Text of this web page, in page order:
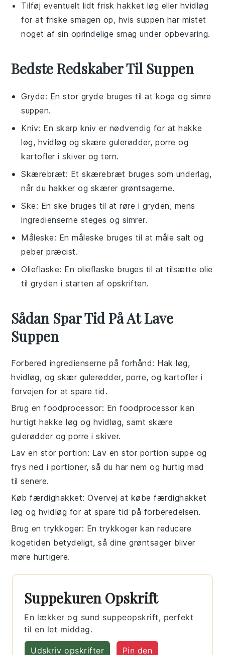
Tilføj eventuelt lidt friskhakket løg eller hvidløg
for at friske smagen op, hvissuppen har mistet
noget af sin oprindelige smag under opbevaring.
Bedste Redskaber Til Suppen
Gryde: En stor gryde bruges til at koge og simre
suppen.
Kniv: En skarp kniv er nødvendig for at hakke
løg, hvidløg og skære gulerødder, porre og
kartofler i skiver og tern.
Skærebræt: Et skærebræt bruges som underlag,
når du hakker og skærer grøntsagerne.
Ske: En ske bruges til at røre i gryden, mens
ingredienserne steges og simrer.
Måleske: En måleske bruges til at måle salt og
peber præcist.
Olieflaske: En olieflaske bruges til at tilsætte olie
til gryden i starten af opskriften.
Sådan Spar Tid På At Lave
Suppen
Forbered ingredienserne på forhånd: Hakløg,
hvidløg, og skær gulerødder, porre, og kartofler i
forvejen for at spare tid.
Brug en foodprocessor: En foodprocessor kan
hurtigt hakkeløg og hvidløg, samt skære
gulerødder ogporre i skiver.
Lav en stor portion: Lav en stor portion suppe og
frys ned i portioner, så du har nem og hurtig mad
til senere.
Køb færdighakket: Overvej at købe færdighakket
løg og hvidløg for at spare tid på forberedelsen.
Brug en trykkoger: En trykkoger kan reducere
kogetiden betydeligt, så dinegrøntsager bliver
møre hurtigere.
Suppekuren Opskrift
En lækker og sund suppeopskrift, perfekt
til en let middag.
Udskriv opskrifter Pin den